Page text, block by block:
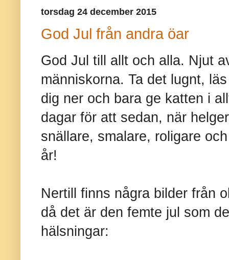
torsdag 24 december 2015
God Jul från andra öar
God Jul till allt och alla. Njut
människorna. Ta det lugnt,
dig ner och bara ge katten i
dagar för att sedan, när
snällare, smalare, roligare
år!
Nertill finns några bilder från
då det är den femte jul som
hälsningar: